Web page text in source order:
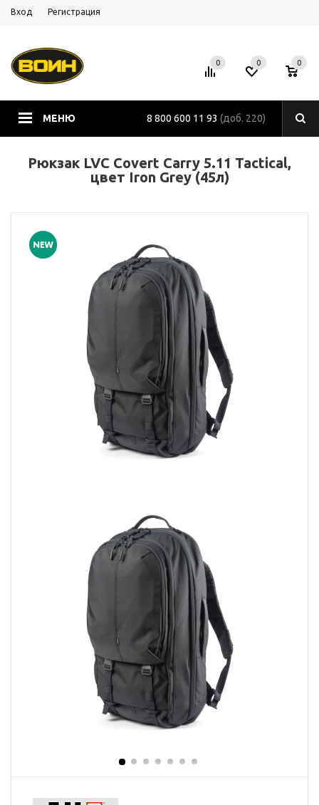
Вход Регистрация
МЕНЮ 8 800 600 11 93 (доб. 220)
0 0 0
Рюкзак LVC Covert Carry 5.11 Tactical,
цвет Iron Grey (45л)